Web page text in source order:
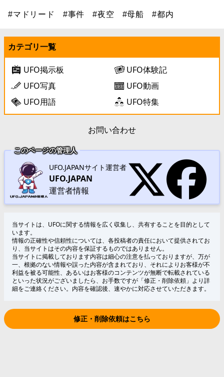
#マドリード #事件 #夜空 #母船 #都内
カテゴリ一覧
UFO掲示板
UFO体験記
UFO写真
UFO動画
UFO用語
UFO特集
お問い合わせ
このページの管理人
UFO.JAPANサイト運営者
UFO.JAPAN
運営者情報
当サイトは、UFOに関する情報を広く収集し、共有することを目的として
います。
情報の正確性や信頼性については、各投稿者の責任において提供されてお
り、当サイトはその内容を保証するものではありません。
当サイトに掲載しております内容は細心の注意を払っておりますが、万が
一、根拠のない情報や誤った内容が含まれており、それによりお客様が不
利益を被る可能性、あるいはお客様のコンテンツが無断で転載されている
といった状況がございましたら、お手数ですが「修正・削除依頼」より詳
細をご連絡ください。内容を確認後、速やかに対応させていただきます。
修正・削除依頼はこちら